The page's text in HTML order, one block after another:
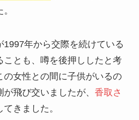
1997年から交際を続けている
ことも、噂を後押ししたと考
の女性との間に子供がいるの
飛び交いましたが、 香取さ
てきました。